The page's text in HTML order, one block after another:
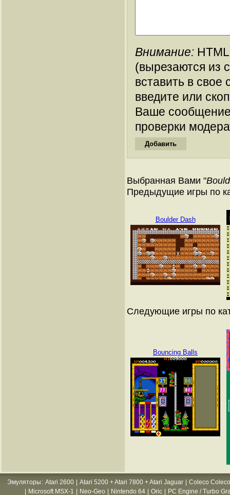
Внимание:
(вырезаются из
вставить в
введите или
Ваше
проверки
Выбранная Вами "
Предыдущие игры по
Boulder Dash
Следующие игры по
Bouncing Balls
Эмуляторы : Atari 2600 Atari 5200 + Atari 7800 + Atari Jaguar
Coleco
Microsoft MSX-1 Neo-Geo Nintendo 64 Oric PC Engine / Turbo